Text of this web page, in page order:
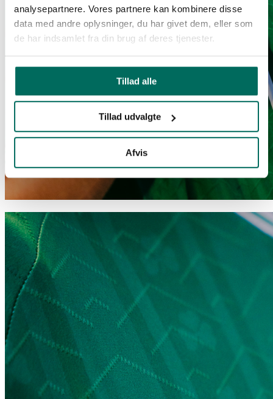
analysepartnere. Vores partnere kan kombinere disse
data med andre oplysninger, du har givet dem, eller som
de har indsamlet fra din brug af deres tjenester.
Tillad alle
Tillad udvalgte
Afvis